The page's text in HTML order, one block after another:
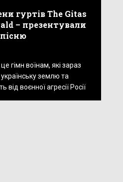
гуртів The Gitas
– презентували
гімн воїнам, які зараз
землю та
від воєнної агресії Росії